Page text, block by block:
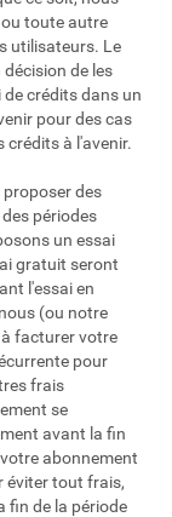
toute autre
utilisateurs. Le
de les
crédits dans un
pour des cas
crédits à l'avenir.
des
périodes
un essai
gratuit seront
l'essai en
(ou notre
facturer votre
pour
frais
se
avant la fin
abonnement
éviter tout frais,
fin de la période